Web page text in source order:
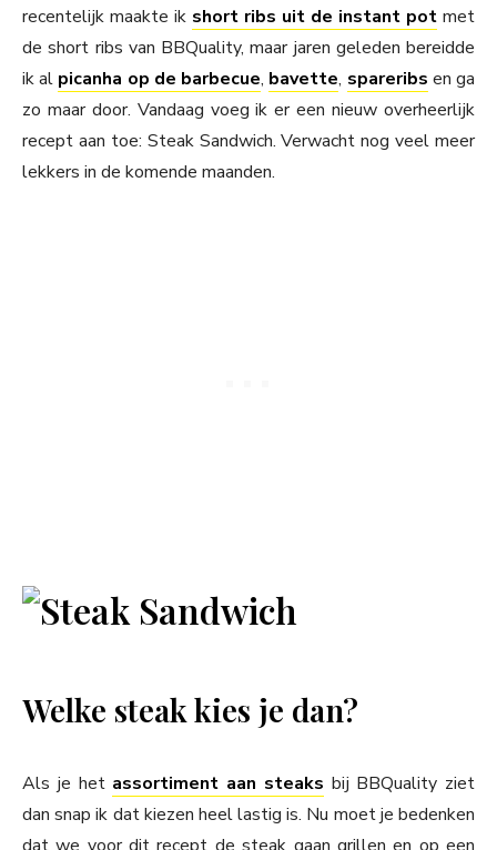
recentelijk maakte ik short ribs uit de instant pot met
de short ribs van BBQuality, maar jaren geleden bereidde
ik al picanha op de barbecue, bavette, spareribs en ga
zo maar door. Vandaag voeg ik er een nieuw overheerlijk
recept aan toe: Steak Sandwich. Verwacht nog veel meer
lekkers in de komende maanden.
Welke steak kies je dan?
Als je het assortiment aan steaks bij BBQuality ziet
dan snap ik dat kiezen heel lastig is. Nu moet je bedenken